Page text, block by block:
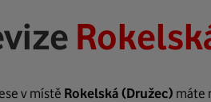
v místě Rokelská (Družec) máte